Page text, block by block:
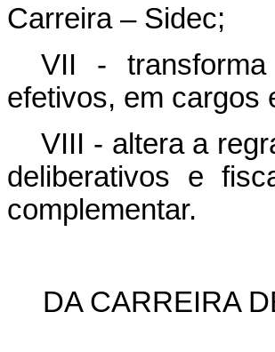
Carreira – Sidec;
VII -
efetivos, em cargos
VIII - altera a
deliberativos e
complementar.
DA CARREIRA